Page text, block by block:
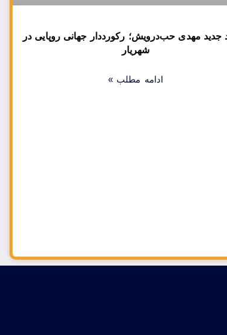
جدید مهدی حب‌درویش؛ رکورددار جهانی روپایی در
شهریار
ادامه مطلب »